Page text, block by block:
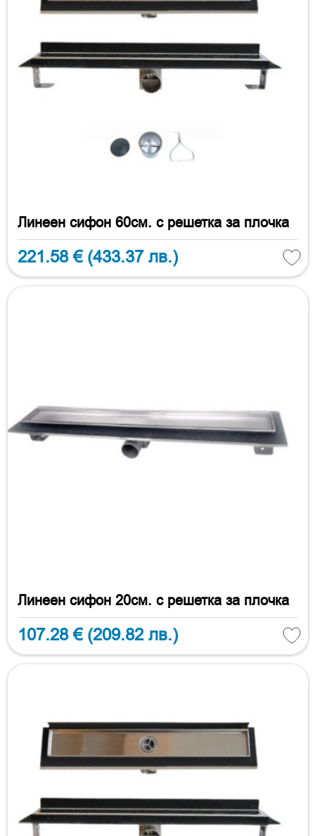
Линеен сифон 60см. с решетка за плочка
221.58 € (433.37 лв.)
Линеен сифон 20см. с решетка за плочка
107.28 € (209.82 лв.)